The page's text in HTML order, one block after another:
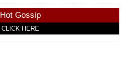
Hot Gossip
CLICK HERE